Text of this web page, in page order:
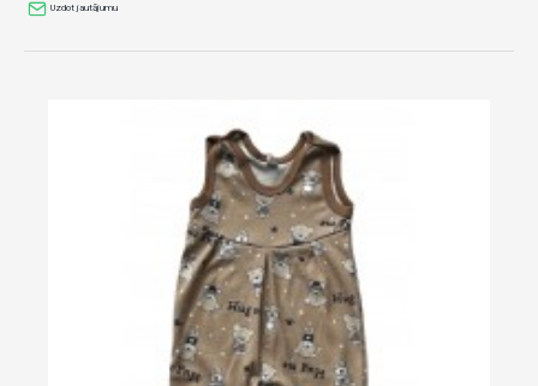
Uzdot jautājumu